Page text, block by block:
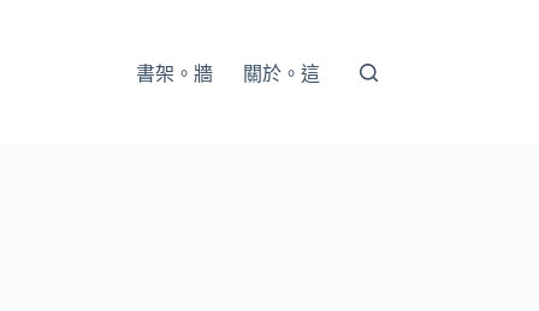
書架。牆 關於。這